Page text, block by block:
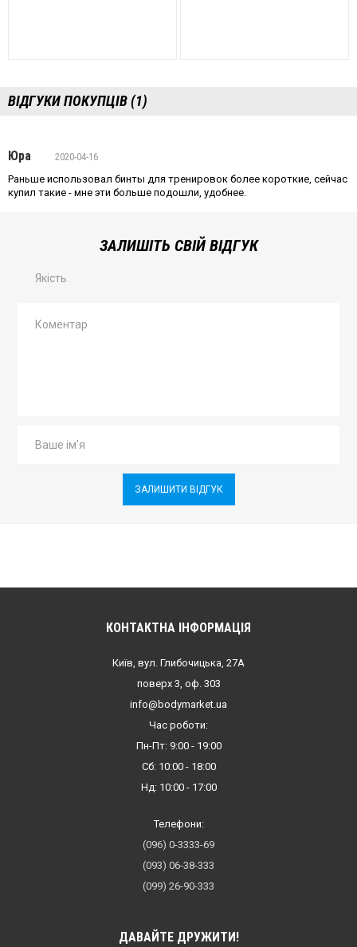
ВІДГУКИ ПОКУПЦІВ (1)
Юра
2020-04-16
Раньше использовал бинты для тренировок более короткие, сейчас
купил такие - мне эти больше подошли, удобнее.
ЗАЛИШІТЬ СВІЙ ВІДГУК
Якість
ЗАЛИШИТИ ВІДГУК
КОНТАКТНА ІНФОРМАЦІЯ
Київ, вул. Глибочицька, 27А
поверх 3, оф. 303
info@bodymarket.ua
Час роботи:
Пн-Пт: 9:00 - 19:00
Сб: 10:00 - 18:00
Нд: 10:00 - 17:00
Телефони:
(096) 0-3333-69
(093) 06-38-333
(099) 26-90-333
ДАВАЙТЕ ДРУЖИТИ!